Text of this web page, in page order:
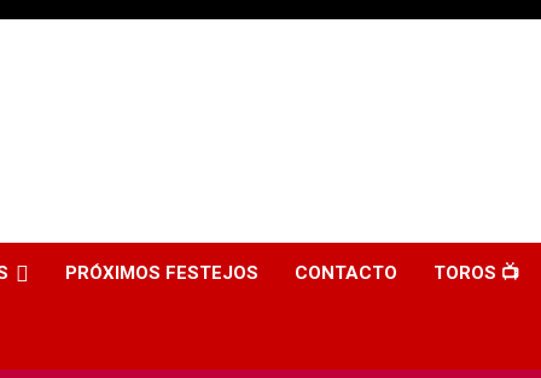
PRÓXIMOS FESTEJOS CONTACTO TOROS 📺